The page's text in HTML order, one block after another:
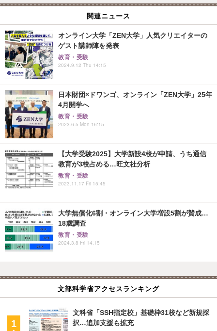
関連ニュース
オンライン大学「ZEN大学」人気クリエイターの
ゲスト講師陣を発表
教育・受験
2024.9.12 Thu 14:15
日本財団×ドワンゴ、オンライン「ZEN大学」25年
4月開学へ
教育・受験
2023.6.5 Mon 16:15
【大学受験2025】大学新設4校が申請、うち通信
教育が3校占める…旺文社分析
教育・受験
2023.11.17 Fri 15:45
大学無償化6割・オンライン大学増設5割が賛成…
18歳調査
教育・受験
2024.3.8 Fri 14:15
文部科学省アクセスランキング
文科省「SSH指定校」基礎枠31校など新規採
択…追加支援も拡充